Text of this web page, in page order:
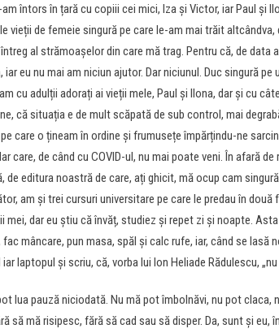
întors în țară cu copiii cei mici, Iza și Victor, iar Paul și
vieții de femeie singură pe care le-am mai trăit
al strămoașelor din care mă trag. Pentru că, de
iar eu nu mai am niciun ajutor. Dar niciunul. Duc singură
cu adulții adorați ai vieții mele, Paul și Ilona, dar și cu
că situația e de mult scăpată de sub control, mai
care o țineam în ordine și frumusețe împărțindu-ne
care, de când cu COVID-ul, nu mai poate veni. În afară
de editura noastră de care, ați ghicit, mă ocup cam
am și trei cursuri universitare pe care le predau în
mei, dar eu știu că învăț, studiez și repet zi și noapte.
mâncare, pun masa, spăl și calc rufe, iar, când se
laptopul și scriu, că, vorba lui Ion Heliade Rădulescu,
lua pauză niciodată. Nu mă pot îmbolnăvi, nu pot claca,
să mă risipesc, fără să cad sau să disper. Da, sunt și